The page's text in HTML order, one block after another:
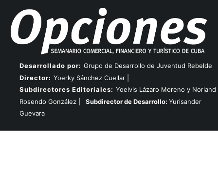
Desarrollado por: Grupo de Desarrollo de Juventud Rebelde
Director: Yoerky Sánchez Cuellar |
Subdirectores Editoriales: Yoelvis Lázaro Moreno y Norland
Rosendo González |
Subdirector de Desarrollo: Yurisander
Guevara